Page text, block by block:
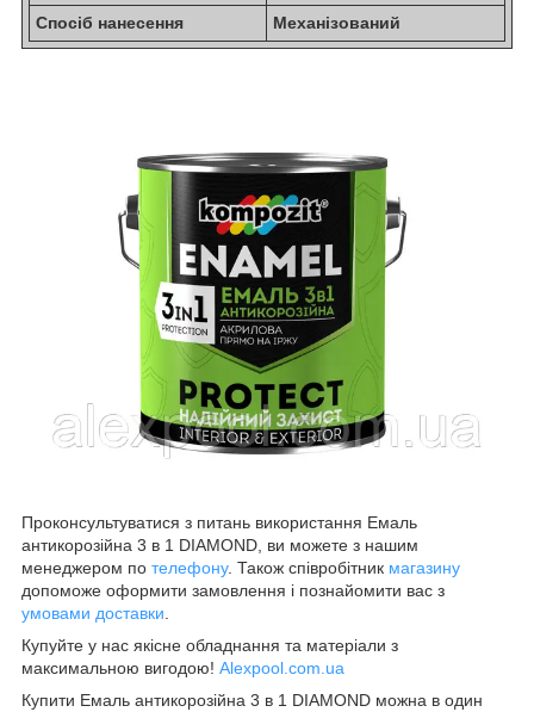
Спосіб нанесення
Механізований
Проконсультуватися з питань використання Емаль
антикорозійна 3 в 1 DIAMOND, ви можете з нашим
менеджером по телефону. Також співробітник магазину
допоможе оформити замовлення і познайомити вас з
умовами доставки
Купуйте у нас якісне обладнання та матеріали з
максимальною вигодою! Alexpool.com.ua
Купити Емаль антикорозійна 3 в 1 DIAMOND можна в один